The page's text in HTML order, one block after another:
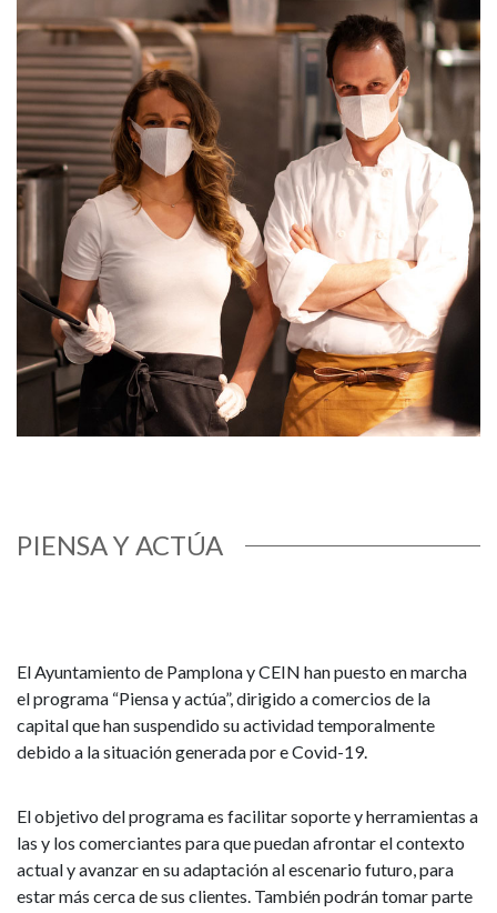
PIENSA Y ACTÚA
El Ayuntamiento de Pamplona y CEIN han puesto en marcha
el programa “Piensa y actúa”, dirigido a comercios de la
capital que han suspendido su actividad temporalmente
debido a la situación generada por e Covid-19.
El objetivo del programa es facilitar soporte y herramientas a
las y los comerciantes para que puedan afrontar el contexto
actual y avanzar en su adaptación al escenario futuro, para
estar más cerca de sus clientes. También podrán tomar parte